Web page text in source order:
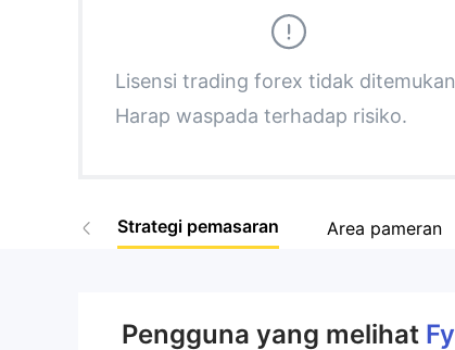
6
7
8
9
4
5
7
8
9
Lisensi trading forex tidak
Harap waspada terhadap risiko.
Strategi pemasaran Area pameran
Pengguna yang melihat